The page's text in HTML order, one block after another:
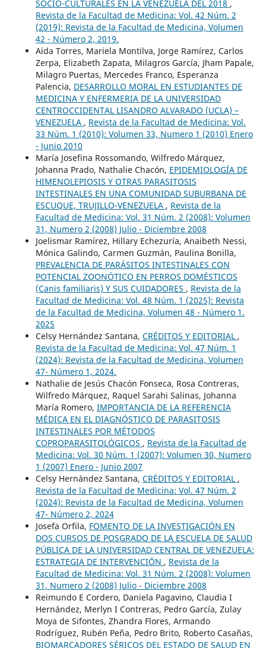
SOCIO-CULTURALES EN LA VENEZUELA DEL 2018 ,
Revista de la Facultad de Medicina: Vol. 42 Núm. 2
(2019): Revista de la Facultad de Medicina, Volumen
42 - Número 2, 2019.
Aída Torres, Mariela Montilva, Jorge Ramírez, Carlos
Zerpa, Elizabeth Zapata, Milagros García, Jham Papale,
Milagro Puertas, Mercedes Franco, Esperanza
Palencia, DESARROLLO MORAL EN ESTUDIANTES DE
MEDICINA Y ENFERMERIA DE LA UNIVERSIDAD
CENTROCCIDENTAL LISANDRO ALVARADO (UCLA) –
VENEZUELA , Revista de la Facultad de Medicina: Vol.
33 Núm. 1 (2010): Volumen 33, Numero 1 (2010) Enero
- Junio 2010
María Josefina Rossomando, Wilfredo Márquez,
Johanna Prado, Nathalie Chacón, EPIDEMIOLOGÍA DE
HIMENOLEPIOSIS Y OTRAS PARASITOSIS
INTESTINALES EN UNA COMUNIDAD SUBURBANA DE
ESCUQUE, TRUJILLO-VENEZUELA , Revista de la
Facultad de Medicina: Vol. 31 Núm. 2 (2008): Volumen
31, Numero 2 (2008) Julio - Diciembre 2008
Joelismar Ramírez, Hillary Echezuría, Anaibeth Nessi,
Mónica Galindo, Carmen Guzmán, Paulina Bonilla,
PREVALENCIA DE PARÁSITOS INTESTINALES CON
POTENCIAL ZOONÓTICO EN PERROS DOMÉSTICOS
(Canis familiaris) Y SUS CUIDADORES , Revista de la
Facultad de Medicina: Vol. 48 Núm. 1 (2025): Revista
de la Facultad de Medicina, Volumen 48 - Número 1.
2025
Celsy Hernández Santana, CRÉDITOS Y EDITORIAL ,
Revista de la Facultad de Medicina: Vol. 47 Núm. 1
(2024): Revista de la Facultad de Medicina, Volumen
47- Número 1, 2024.
Nathalie de Jesús Chacón Fonseca, Rosa Contreras,
Wilfredo Márquez, Raquel Sarahi Salinas, Johanna
María Romero, IMPORTANCIA DE LA REFERENCIA
MÉDICA EN EL DIAGNÓSTICO DE PARASITOSIS
INTESTINALES POR MÉTODOS
COPROPARASITOLÓGICOS , Revista de la Facultad de
Medicina: Vol. 30 Núm. 1 (2007): Volumen 30, Numero
1 (2007) Enero - Junio 2007
Celsy Hernández Santana, CRÉDITOS Y EDITORIAL ,
Revista de la Facultad de Medicina: Vol. 47 Núm. 2
(2024): Revista de la Facultad de Medicina, Volumen
47- Número 2, 2024
Josefa Orfila, FOMENTO DE LA INVESTIGACIÓN EN
DOS CURSOS DE POSGRADO DE LA ESCUELA DE SALUD
PÚBLICA DE LA UNIVERSIDAD CENTRAL DE VENEZUELA:
ESTRATEGIA DE INTERVENCIÓN , Revista de la
Facultad de Medicina: Vol. 31 Núm. 2 (2008): Volumen
31, Numero 2 (2008) Julio - Diciembre 2008
Reimundo E Cordero, Daniela Pagavino, Claudia I
Hernández, Merlyn I Contreras, Pedro García, Zulay
Moya de Sifontes, Zhandra Flores, Armando
Rodríguez, Rubén Peña, Pedro Brito, Roberto Casañas,
BIOMARCADORES SÉRICOS DEL ESTADO DE SALUD EN